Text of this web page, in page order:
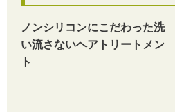
ノンシリコンにこだわった洗
い流さないヘアトリートメン
ト